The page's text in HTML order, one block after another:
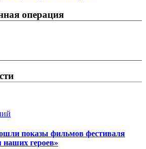
операция
показы фильмов фестиваля
героев»